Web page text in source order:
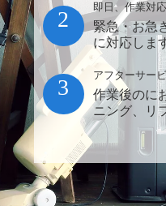
即日、作業対
緊急・お急
に対応しま
2
アフターサー
作業後のに
ニング、リ
3